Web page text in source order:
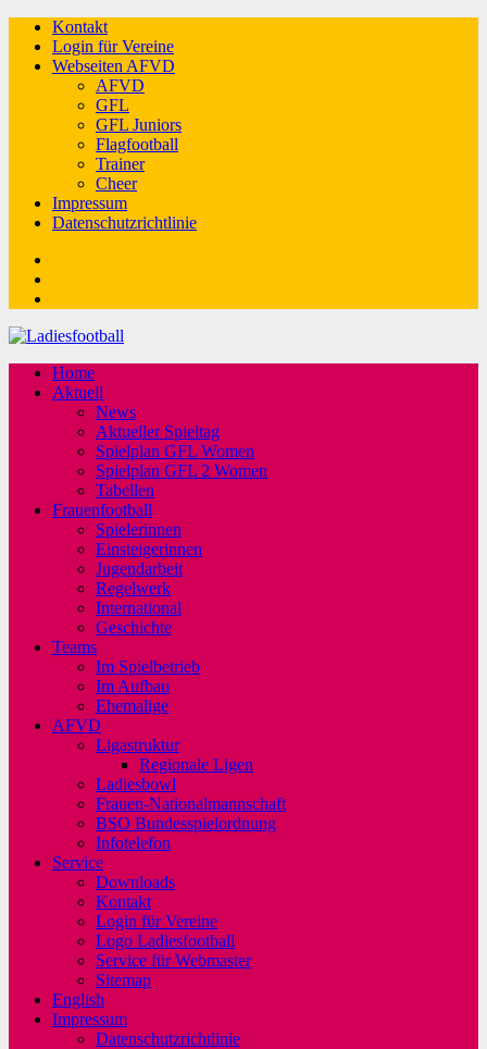
Kontakt
Login für Vereine
Webseiten AFVD
AFVD
GFL
GFL Juniors
Flagfootball
Trainer
Cheer
Impressum
Datenschutzrichtlinie
Home
Aktuell
News
Aktueller Spieltag
Spielplan GFL Women
Spielplan GFL 2 Women
Tabellen
Frauenfootball
Spielerinnen
Einsteigerinnen
Jugendarbeit
Regelwerk
International
Geschichte
Teams
Im Spielbetrieb
Im Aufbau
Ehemalige
AFVD
Ligastruktur
Regionale Ligen
Ladiesbowl
Frauen-Nationalmannschaft
BSO Bundesspielordnung
Infotelefon
Service
Downloads
Kontakt
Login für Vereine
Logo Ladiesfootball
Service für Webmaster
Sitemap
English
Impressum
Datenschutzrichtlinie